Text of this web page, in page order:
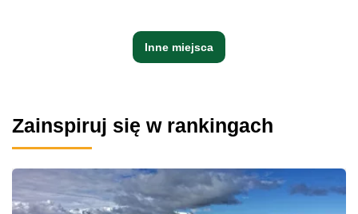
Inne miejsca
Zainspiruj się w rankingach